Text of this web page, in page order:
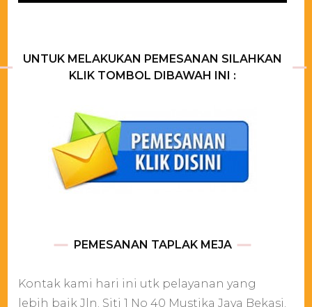
UNTUK MELAKUKAN PEMESANAN SILAHKAN
KLIK TOMBOL DIBAWAH INI :
PEMESANAN TAPLAK MEJA
Kontak kami hari ini utk pelayanan yang
lebih baik Jln. Siti 1 No 40 Mustika Jaya Bekasi.